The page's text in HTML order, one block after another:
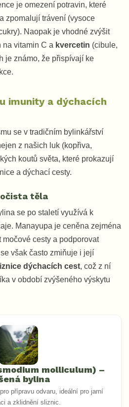
je omezení potravin, které
zpomalují trávení (vysoce
Naopak je vhodné zvýšit
na vitamin C a kvercetin (cibule,
je známo, že přispívají ke
imunity a dýchacích
se v tradičním bylinkářství
z našich luk (kopřiva,
koutů světa, které prokazují
a dýchací cesty.
očista těla
se po staletí využívá k
Manayupa je ceněna zejména
cesty a podporovat
však často zmiňuje i její
dýchacích cest, což z ní
v období zvýšeného výskytu
molliculum) –
bylina
přípravu odvaru, ideální pro jarní
a zklidnění sliznic.